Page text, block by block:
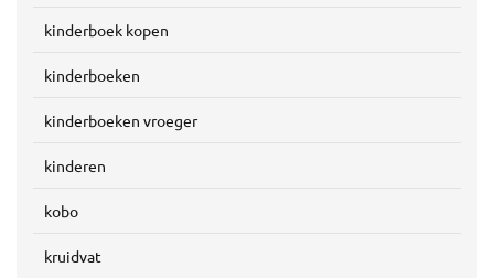
kinderboek kopen
kinderboeken
kinderboeken vroeger
kinderen
kobo
kruidvat